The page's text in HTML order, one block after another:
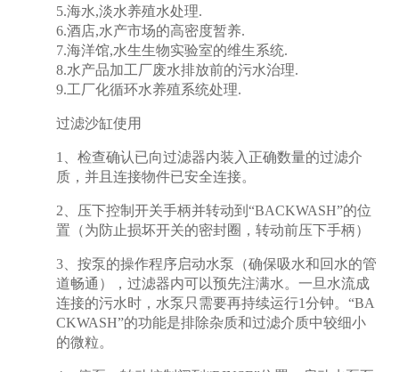
5.海水,淡水养殖水处理.
6.酒店,水产市场的高密度暂养.
7.海洋馆,水生生物实验室的维生系统.
8.水产品加工厂废水排放前的污水治理.
9.工厂化循环水养殖系统处理.
过滤沙缸使用
1、检查确认已向过滤器内装入正确数量的过滤介
质，并且连接物件已安全连接。
2、压下控制开关手柄并转动到“BACKWASH”的位
置（为防止损坏开关的密封圈，转动前压下手柄）
3、按泵的操作程序启动水泵（确保吸水和回水的管
道畅通），过滤器内可以预先注满水。一旦水流成
连接的污水时，水泵只需要再持续运行1分钟。“BA
CKWASH”的功能是排除杂质和过滤介质中较细小
的微粒。